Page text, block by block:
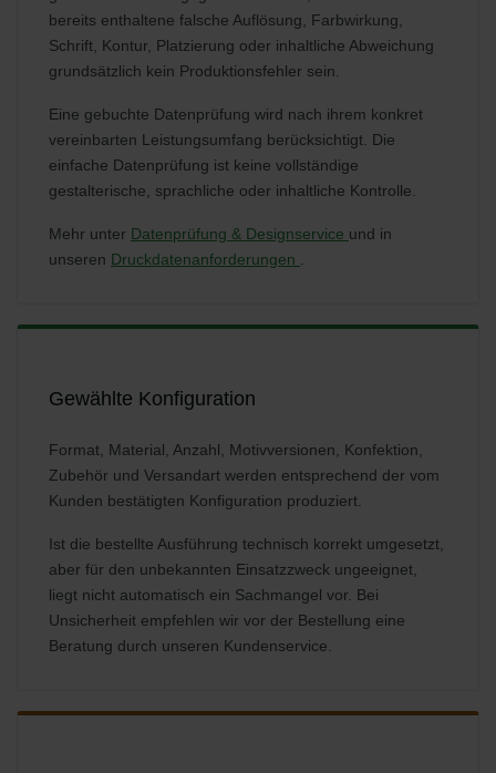
bereits enthaltene falsche Auflösung, Farbwirkung,
Schrift, Kontur, Platzierung oder inhaltliche Abweichung
grundsätzlich kein Produktionsfehler sein.
Eine gebuchte Datenprüfung wird nach ihrem konkret
vereinbarten Leistungsumfang berücksichtigt. Die
einfache Datenprüfung ist keine vollständige
gestalterische, sprachliche oder inhaltliche Kontrolle.
Mehr unter Datenprüfung & Designservice und in
unseren Druckdatenanforderungen .
Gewählte Konfiguration
Format, Material, Anzahl, Motivversionen, Konfektion,
Zubehör und Versandart werden entsprechend der vom
Kunden bestätigten Konfiguration produziert.
Ist die bestellte Ausführung technisch korrekt umgesetzt,
aber für den unbekannten Einsatzzweck ungeeignet,
liegt nicht automatisch ein Sachmangel vor. Bei
Unsicherheit empfehlen wir vor der Bestellung eine
Beratung durch unseren Kundenservice.